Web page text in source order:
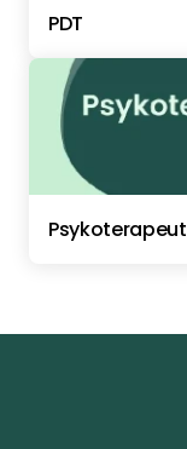
PDT
Psykoterapeut